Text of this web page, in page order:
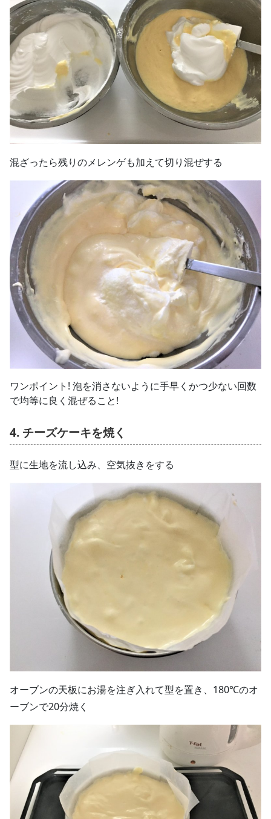
混ざったら残りのメレンゲも加えて切り混ぜする
ワンポイント! 泡を消さないように手早くかつ少ない回数
で均等に良く混ぜること!
4. チーズケーキを焼く
型に生地を流し込み、空気抜きをする
オーブンの天板にお湯を注ぎ入れて型を置き、180℃のオ
ーブンで20分焼く